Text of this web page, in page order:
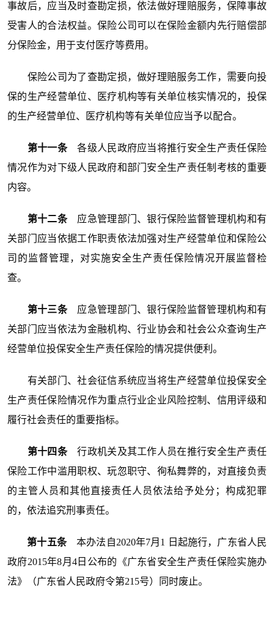
事故后，应当及时查勘定损，依法做好理赔服务，保障事故
受害人的合法权益。保险公司可以在保险金额内先行赔偿部
分保险金，用于支付医疗等费用。
保险公司为了查勘定损，做好理赔服务工作，需要向投
保的生产经营单位、医疗机构等有关单位核实情况的，投保
的生产经营单位、医疗机构等有关单位应当予以配合。
第十一条各级人民政府应当将推行安全生产责任保险
情况作为对下级人民政府和部门安全生产责任制考核的重要
内容。
第十二条应急管理部门、银行保险监督管理机构和有
关部门应当依据工作职责依法加强对生产经营单位和保险公
司的监督管理，对实施安全生产责任保险情况开展监督检
查。
第十三条应急管理部门、银行保险监督管理机构和有
关部门应当依法为金融机构、行业协会和社会公众查询生产
经营单位投保安全生产责任保险的情况提供便利。
有关部门、社会征信系统应当将生产经营单位投保安全
生产责任保险情况作为重点行业企业风险控制、信用评级和
履行社会责任的重要指标。
第十四条行政机关及其工作人员在推行安全生产责任
保险工作中滥用职权、玩忽职守、徇私舞弊的，对直接负责
的主管人员和其他直接责任人员依法给予处分；构成犯罪
的，依法追究刑事责任。
第十五条本办法自2020年7月1 日起施行，广东省人民
政府2015年8月4日公布的《广东省安全生产责任保险实施办
法》（广东省人民政府令第215号）同时废止。